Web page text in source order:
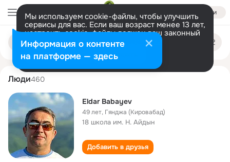
Войти
Мы используем cookie-файлы, чтобы улучшить
сервисы для вас. Если ваш возраст менее 13 лет,
настроить cookie-файлы должен ваш законный
представитель. Больше информации
Разрешить все Настроить
Поиск
людям
eldar babaev
Люди460
Eldar Babayev
49 лет, Гянджа (Кировабад)
18 школа им. Н. Айдын
Добавить в друзья
Информация о контенте
на платформе — здесь